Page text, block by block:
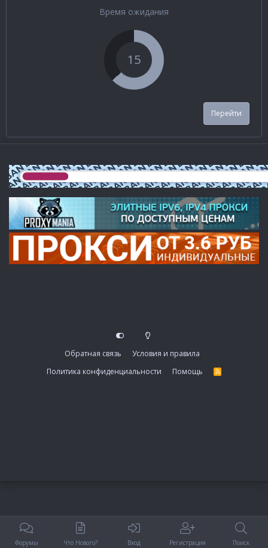
Время ожидания
15
Перейти
Обратная связь
Условия и правила
Политика конфиденциальности
Помощь
R
Форумы Что Нового? Вход Регистрация Поиск